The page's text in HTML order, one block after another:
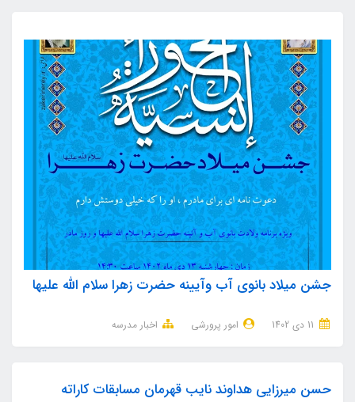
جشن میلاد بانوی آب وآیینه حضرت زهرا سلام الله علیها
امور پرورشی اخبار مدرسه
حسن میرزایی هداوند نایب قهرمان مسابقات کاراته